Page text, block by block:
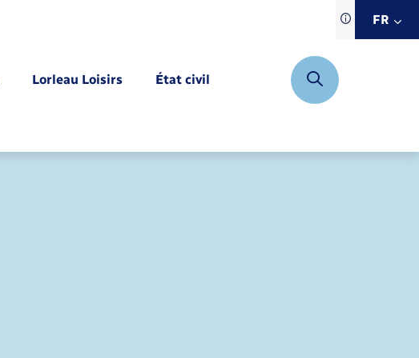
Traduction
siteFR
Lorleau Loisirs État civil